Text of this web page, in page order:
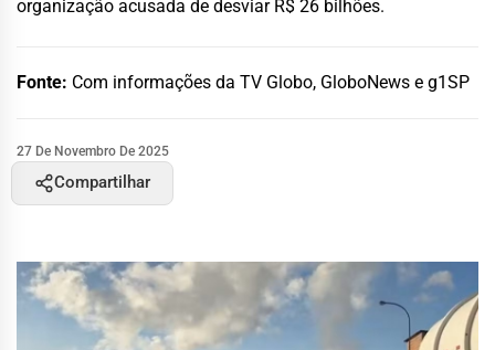
organização acusada de desviar R$ 26 bilhões.
Fonte: Com informações da TV Globo, GloboNews e g1SP
27 De Novembro De 2025
Compartilhar